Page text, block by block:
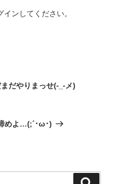
イン してください。
だやりまっせ(-_-メ)
めよ…(;´･ω･)